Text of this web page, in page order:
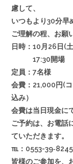
慮して、
いつもより30分早
ご理解の程、お願
日時：10月26日(
17:30開場
定員：7名様
会費：21,000円(
込み）
会費は当日現金に
ご予約は、お電話
ていただきます。
℡：0553-39‐8245
皆様のご参加を、